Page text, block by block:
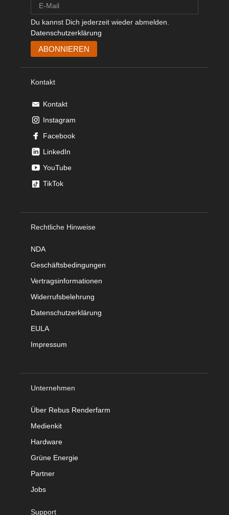
Du kannst Dich jederzeit wieder abmelden.
Datenschutzerklärung
Kontakt
Kontakt
Instagram
Facebook
LinkedIn
YouTube
TikTok
Rechtliche Hinweise
NDA
Geschäftsbedingungen
Vertragsinformationen
Widerrufsbelehrung
Datenschutzerklärung
EULA
Impressum
Unternehmen
Über Rebus Renderfarm
Medienkit
Hardware
Grüne Energie
Partner
Jobs
Support